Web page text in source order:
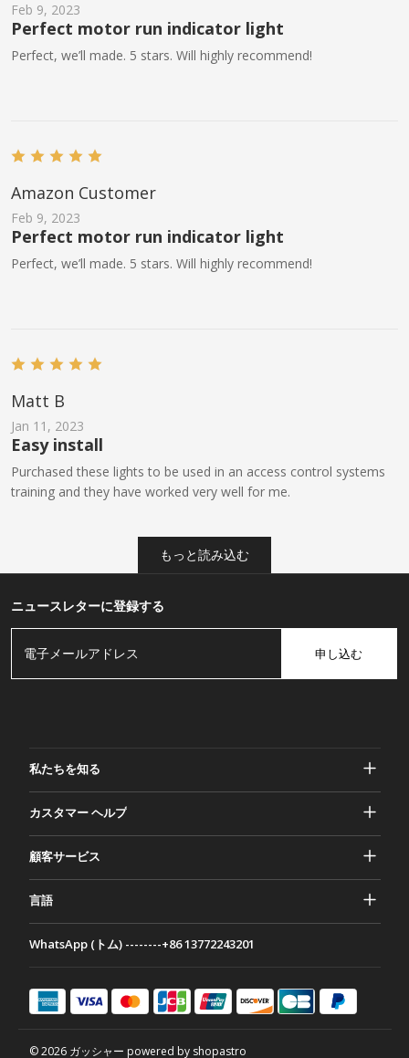
Feb 9, 2023
Perfect motor run indicator light
Perfect, we’ll made. 5 stars. Will highly recommend!
Amazon Customer
Feb 9, 2023
Perfect motor run indicator light
Perfect, we’ll made. 5 stars. Will highly recommend!
Matt B
Jan 11, 2023
Easy install
Purchased these lights to be used in an access control systems
training and they have worked very well for me.
もっと読み込む
ニュースレターに登録する
申し込む
私たちを知る
規約と条件
カスタマー ヘルプ
お問い合わせ
顧客サービス
お支払い方法
言語
Français
日本語
WhatsApp (トム) --------+86 13772243201
© 2026 ガッシャー powered by shopastro